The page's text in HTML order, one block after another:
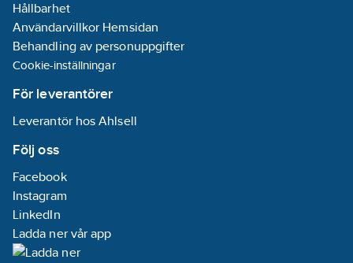
Hållbarhet
Användarvillkor Hemsidan
Behandling av personuppgifter
Cookie-inställningar
För leverantörer
Leverantör hos Ahlsell
Följ oss
Facebook
Instagram
LinkedIn
Ladda ner vår app